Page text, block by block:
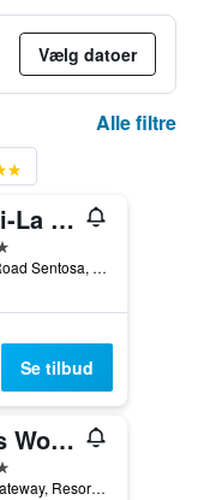
Vælg datoer
Alle filtre
Shangri-La Rasa Sentosa, Singapore
101 Siloso Road Sentosa, Singapore, Singapore
Se tilbud
Resorts World Sentosa - Hotel Ora
8 Sentosa Gateway, Resorts World Sentosa, Singapore, Singapore